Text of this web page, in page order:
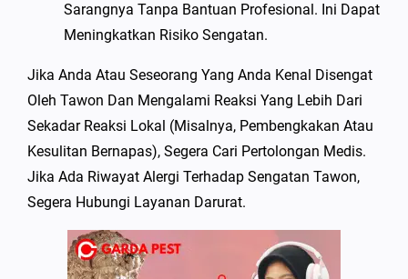
Sarangnya Tanpa Bantuan Profesional. Ini Dapat
Meningkatkan Risiko Sengatan.
Jika Anda Atau Seseorang Yang Anda Kenal Disengat
Oleh Tawon Dan Mengalami Reaksi Yang Lebih Dari
Sekadar Reaksi Lokal (misalnya, Pembengkakan Atau
Kesulitan Bernapas), Segera Cari Pertolongan Medis.
Jika Ada Riwayat Alergi Terhadap Sengatan Tawon,
Segera Hubungi Layanan Darurat.